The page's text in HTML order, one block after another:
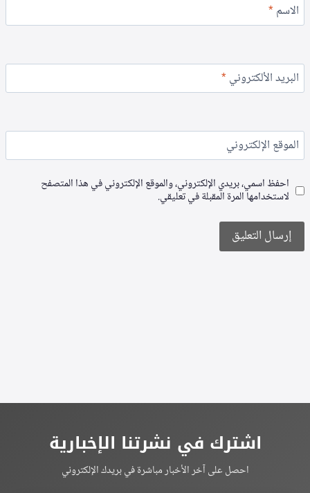
الاسم*
البريد الألكتروني*
الموقع الإلكتروني
احفظ اسمي، بريدي الإلكتروني، والموقع الإلكتروني في هذا المتصفح
لاستخدامها المرة المقبلة في تعليقي.
اشترك في نشرتنا الإخبارية
احصل على آخر الأخبار مباشرة في بريدك الإلكتروني